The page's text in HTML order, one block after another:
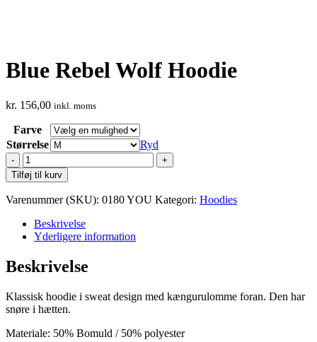
Blue Rebel Wolf Hoodie
kr. 156,00 inkl. moms
Farve
Størrelse
Ryd
Blue
Rebel
Wolf
Hoodie
Tilføj til kurv
Varenummer (SKU): 0180 YOU Kategori: Hoodies
Beskrivelse
Yderligere information
Beskrivelse
Klassisk hoodie i sweat design med kængurulomme foran. Den har
snøre i hætten.
Materiale: 50% Bomuld / 50% polyester